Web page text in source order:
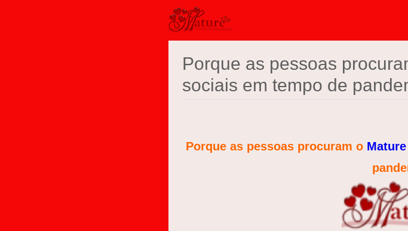
Porque as pessoas
sociais em tempo de
Porque as pessoas procuram o Mature